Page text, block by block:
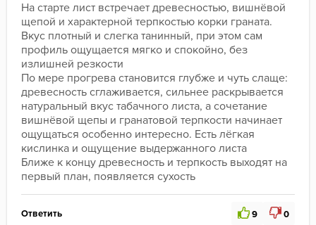
На старте лист встречает древесностью, вишнёвой
щепой и характерной терпкостью корки граната.
Вкус плотный и слегка танинный, при этом сам
профиль ощущается мягко и спокойно, без
излишней резкости
По мере прогрева становится глубже и чуть слаще:
древесность сглаживается, сильнее раскрывается
натуральный вкус табачного листа, а сочетание
вишнёвой щепы и гранатовой терпкости начинает
ощущаться особенно интересно. Есть лёгкая
кислинка и ощущение выдержанного листа
Ближе к концу древесность и терпкость выходят на
первый план, появляется сухость
Ответить 9 0